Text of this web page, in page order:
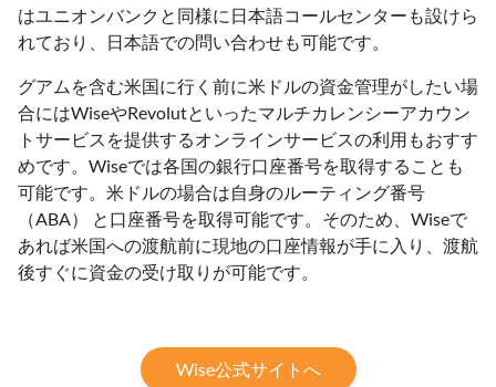
はユニオンバンクと同様に日本語コールセンターも設けら
れており、日本語での問い合わせも可能です。
グアムを含む米国に行く前に米ドルの資金管理がしたい場
合にはWiseやRevolutといったマルチカレンシーアカウン
トサービスを提供するオンラインサービスの利用もおすす
めです。Wiseでは各国の銀行口座番号を取得することも
可能です。米ドルの場合は自身のルーティング番号
（ABA） と口座番号を取得可能です。そのため、Wiseで
あれば米国への渡航前に現地の口座情報が手に入り、渡航
後すぐに資金の受け取りが可能です。
Wise公式サイトへ